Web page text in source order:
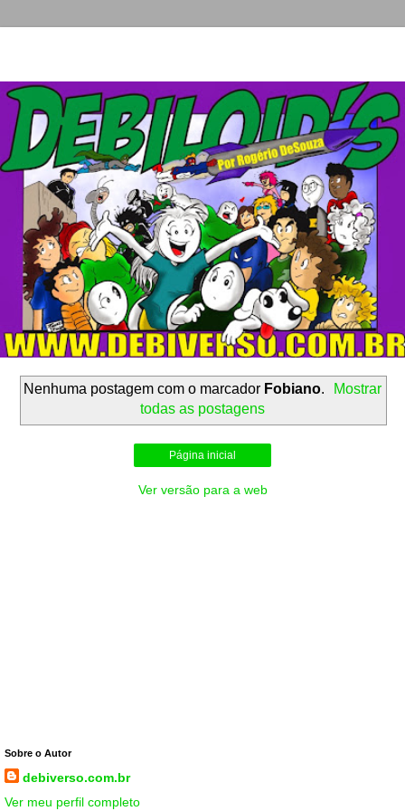
Nenhuma postagem com o marcador Fobiano.
Mostrar
todas as postagens
Página inicial
Ver versão para a web
Sobre o Autor
debiverso.com.br
Ver meu perfil completo